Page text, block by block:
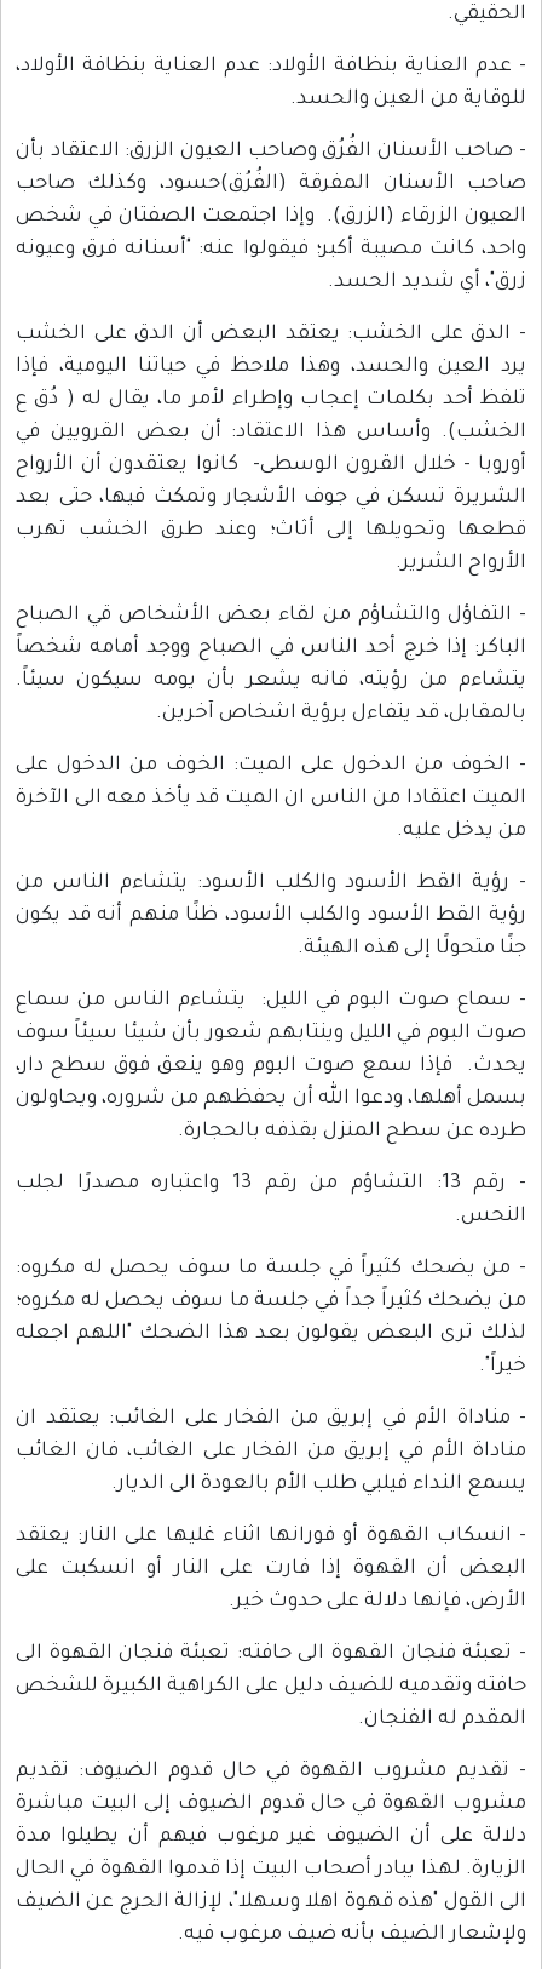
الحقيقي.
- عدم العناية بنظافة الأولاد: عدم العناية بنظافة الأولاد،
للوقاية من العين والحسد.
- صاحب الأسنان الفُرُق وصاحب العيون الزرق: الاعتقاد بأن
صاحب الأسنان المفرقة (الفُرُق)حسود، وكذلك صاحب
العيون الزرقاء (الزرق). وإذا اجتمعت الصفتان في شخص
واحد، كانت مصيبة أكبر؛ فيقولوا عنه: "أسنانه فرق وعيونه
زرق"، أي شديد الحسد.
- الدق على الخشب: يعتقد البعض أن الدق على الخشب
يرد العين والحسد، وهذا ملاحظ في حياتنا اليومية، فإذا
تلفظ أحد بكلمات إعجاب وإطراء لأمر ما، يقال له ( دُق ع
الخشب). وأساس هذا الاعتقاد: أن بعض القرويين في
أوروبا - خلال القرون الوسطى- كانوا يعتقدون أن الأرواح
الشريرة تسكن في جوف الأشجار وتمكث فيها، حتى بعد
قطعها وتحويلها إلى أثاث؛ وعند طرق الخشب تهرب
الأرواح الشرير.
- التفاؤل والتشاؤم من لقاء بعض الأشخاص قي الصباح
الباكر: إذا خرج أحد الناس في الصباح ووجد أمامه شخصاً
يتشاءم من رؤيته، فانه يشعر بأن يومه سيكون سيئاً.
بالمقابل، قد يتفاءل برؤية اشخاص آخرين.
- الخوف من الدخول على الميت: الخوف من الدخول على
الميت اعتقادا من الناس ان الميت قد يأخذ معه الى الآخرة
من يدخل عليه.
- رؤية القط الأسود والكلب الأسود: يتشاءم الناس من
رؤية القط الأسود والكلب الأسود، ظنًا منهم أنه قد يكون
جنًا متحولًا إلى هذه الهيئة.
- سماع صوت البوم في الليل: يتشاءم الناس من سماع
صوت البوم في الليل وينتابهم شعور بأن شيئا سيئاً سوف
يحدث. فإذا سمع صوت البوم وهو ينعق فوق سطح دار،
بسمل أهلها، ودعوا الله أن يحفظهم من شروره، ويحاولون
طرده عن سطح المنزل بقذفه بالحجارة.
- رقم 13: التشاؤم من رقم 13 واعتباره مصدرًا لجلب
النحس.
- من يضحك كثيراً في جلسة ما سوف يحصل له مكروه:
من يضحك كثيراً جداً في جلسة ما سوف يحصل له مكروه؛
لذلك ترى البعض يقولون بعد هذا الضحك "اللهم اجعله
خيراً".
- مناداة الأم في إبريق من الفخار على الغائب: يعتقد ان
مناداة الأم في إبريق من الفخار على الغائب، فان الغائب
يسمع النداء فيلبي طلب الأم بالعودة الى الديار.
- انسكاب القهوة أو فورانها اثناء غليها على النار: يعتقد
البعض أن القهوة إذا فارت على النار أو انسكبت على
الأرض، فإنها دلالة على حدوث خير.
- تعبئة فنجان القهوة الى حافته: تعبئة فنجان القهوة الى
حافته وتقدميه للضيف دليل على الكراهية الكبيرة للشخص
المقدم له الفنجان.
- تقديم مشروب القهوة في حال قدوم الضيوف: تقديم
مشروب القهوة في حال قدوم الضيوف إلى البيت مباشرة
دلالة على أن الضيوف غير مرغوب فيهم أن يطيلوا مدة
الزيارة.‏ لهذا يبادر أصحاب البيت إذا قدموا القهوة في الحال
الى القول "هذه قهوة اهلا وسهلا"، لإزالة الحرج عن الضيف
ولإشعار الضيف بأنه ضيف مرغوب فيه.